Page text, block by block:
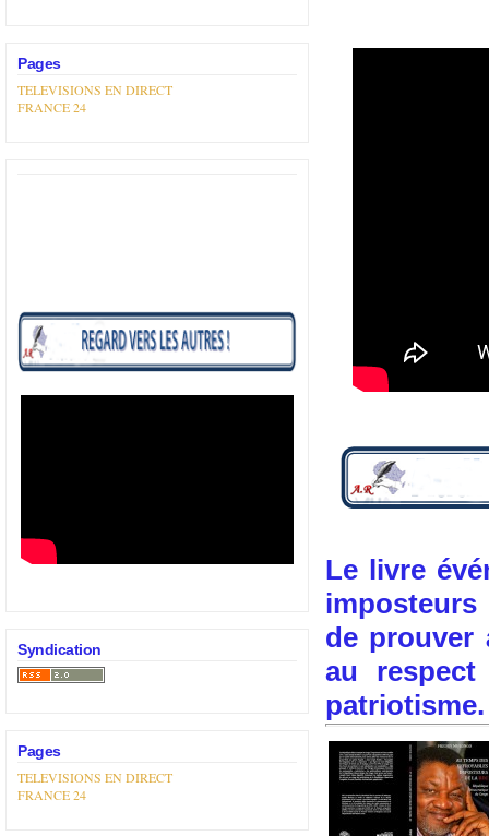
Pages
TELEVISIONS EN DIRECT
FRANCE 24
Syndication
Pages
TELEVISIONS EN DIRECT
FRANCE 24
Le livre
imposteurs
de prouver
au
patriotisme.